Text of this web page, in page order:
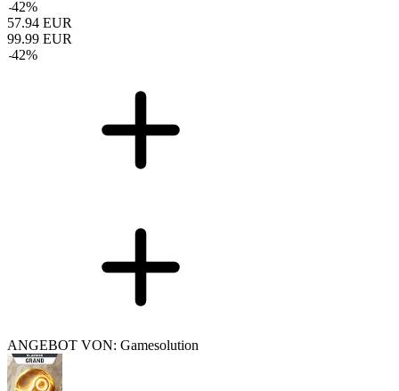
-42%
57.94 EUR
99.99 EUR
-42%
ANGEBOT VON: Gamesolution